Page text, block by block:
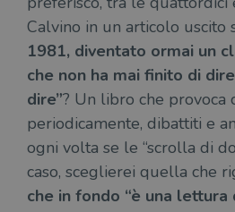
Calvino in un articolo uscito
1981, diventato ormai un
che non ha mai finito di
dire”? Un libro che provoca
periodicamente, dibattiti e
ogni volta se le “scrolla di
caso, sceglierei quella che
che in fondo “è una